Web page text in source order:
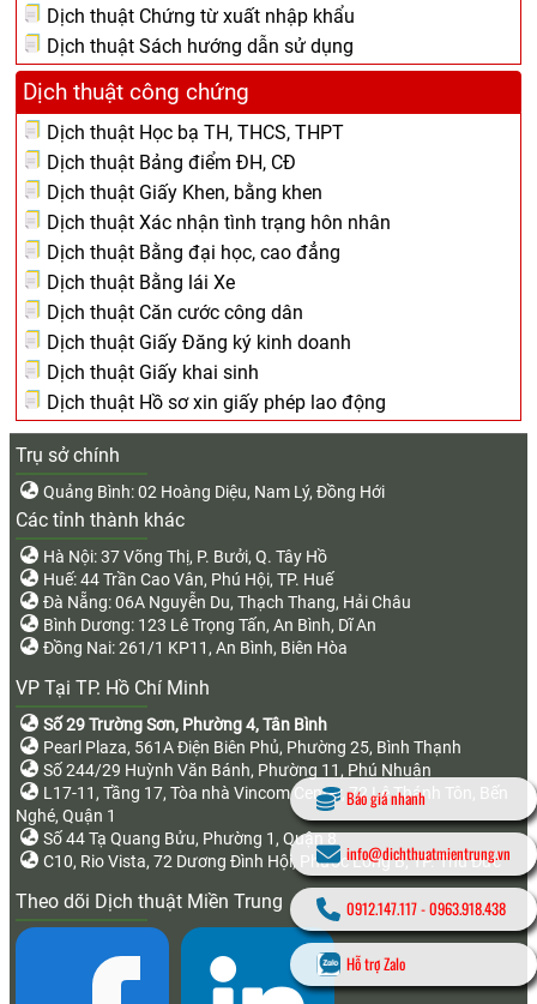
Dịch thuật Chứng từ xuất nhập khẩu
Dịch thuật Sách hướng dẫn sử dụng
Dịch thuật công chứng
Dịch thuật Học bạ TH, THCS, THPT
Dịch thuật Bảng điểm ĐH, CĐ
Dịch thuật Giấy Khen, bằng khen
Dịch thuật Xác nhận tình trạng hôn nhân
Dịch thuật Bằng đại học, cao đẳng
Dịch thuật Bằng lái Xe
Dịch thuật Căn cước công dân
Dịch thuật Giấy Đăng ký kinh doanh
Dịch thuật Giấy khai sinh
Dịch thuật Hồ sơ xin giấy phép lao động
Trụ sở chính
Quảng Bình: 02 Hoàng Diệu, Nam Lý, Đồng Hới
Các tỉnh thành khác
Hà Nội: 37 Võng Thị, P. Bưởi, Q. Tây Hồ
Huế: 44 Trần Cao Vân, Phú Hội, TP. Huế
Đà Nẵng: 06A Nguyễn Du, Thạch Thang, Hải Châu
Bình Dương: 123 Lê Trọng Tấn, An Bình, Dĩ An
Đồng Nai: 261/1 KP11, An Bình, Biên Hòa
VP Tại TP. Hồ Chí Minh
Số 29 Trường Sơn, Phường 4, Tân Bình
Pearl Plaza, 561A Điện Biên Phủ, Phường 25, Bình Thạnh
Số 244/29 Huỳnh Văn Bánh, Phường 11, Phú Nhuận
L17-11, Tầng 17, Tòa nhà Vincom Center, 72 Lê Thánh Tôn, Bến
Nghé, Quận 1
Số 44 Tạ Quang Bửu, Phường 1, Quận 8
C10, Rio Vista, 72 Dương Đình Hội, Phước Long B, TP. Thủ Đức
Theo dõi Dịch thuật Miền Trung
Báo giá nhanh
info@dichthuatmientrung.vn
0912.147.117-0963.918.438
Hỗ trợ Zalo